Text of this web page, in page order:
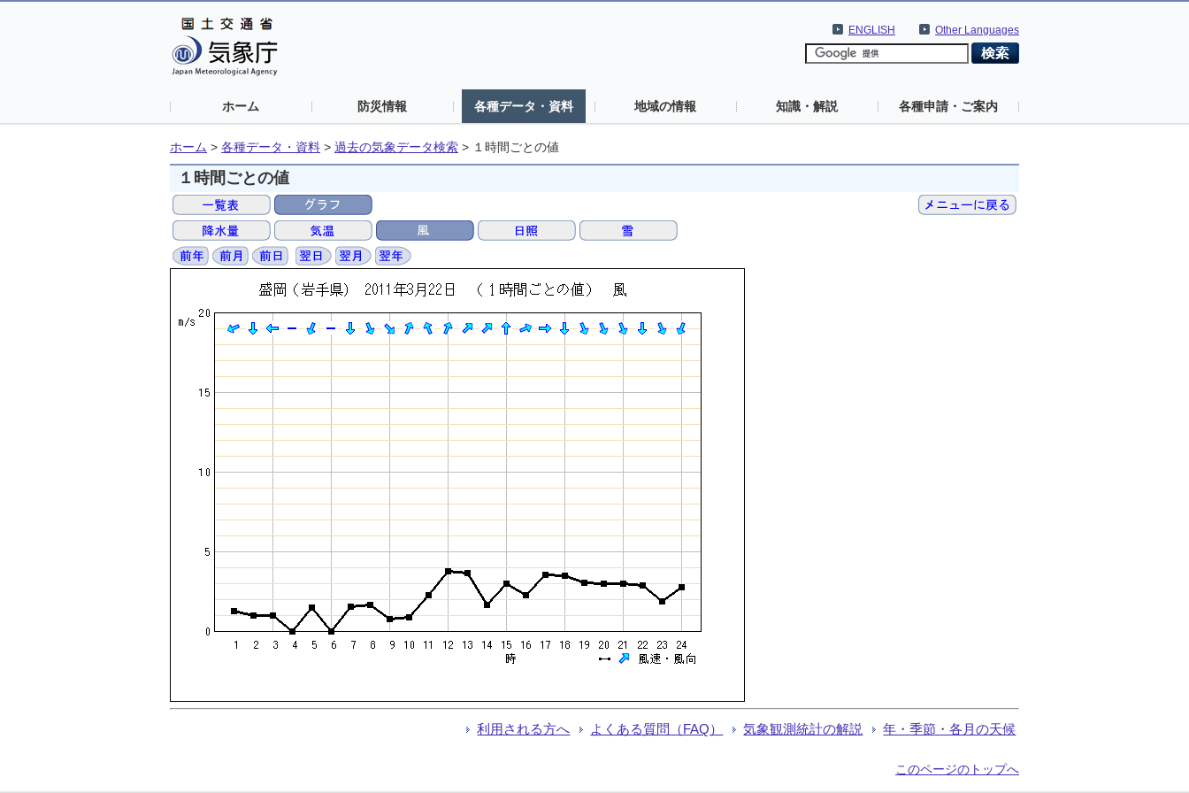
Other Languages
ENGLISH
ホーム 防災情報 各種データ・資料 地域の情報 知識・解説 各種申請・ご案内
ホーム > 各種データ・資料 > 過去の気象データ検索 > １時間ごとの値
１時間ごとの値
利用される方へ よくある質問（FAQ） 気象観測統計の解説 年・季節・各月の天候
このページのトップへ